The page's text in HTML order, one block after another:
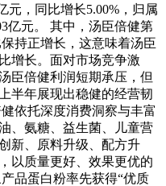
元，同比增长5.00%，归属
亿元。 其中，汤臣倍健第
持正增长，这意味着汤臣
增长。面对市场竞争激
臣倍健利润短期承压，但
半年展现出稳健的经营韧
依托深度消费洞察与丰富
、氨糖、益生菌、儿童营
新、原料升级、配方升
以质量更好、效果更优的
品蛋白粉率先获得“优质